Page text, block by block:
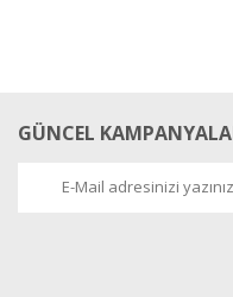
GÜNCEL